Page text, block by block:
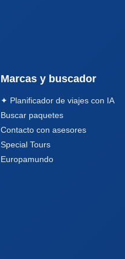
Marcas y buscador
✦ Planificador de viajes con IA
Buscar paquetes
Contacto con asesores
Special Tours
Europamundo